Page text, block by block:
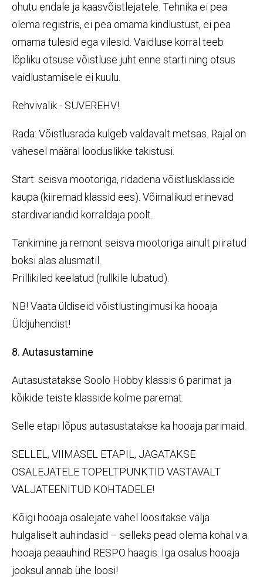
ohutu endale ja kaasvõistlejatele. Tehnika ei pea
olema registris, ei pea omama kindlustust, ei pea
omama tulesid ega vilesid. Vaidluse korral teeb
lõpliku otsuse võistluse juht enne starti ning otsus
vaidlustamisele ei kuulu.
Rehvivalik - SUVEREHV!
Rada: Võistlusrada kulgeb valdavalt metsas. Rajal on
vähesel määral looduslikke takistusi.
Start: seisva mootoriga, ridadena võistlusklasside
kaupa (kiiremad klassid ees). Võimalikud erinevad
stardivariandid korraldaja poolt.
Tankimine ja remont seisva mootoriga ainult piiratud
boksi alas alusmatil.
Prillikiled keelatud (rullkile lubatud).
NB! Vaata üldiseid võistlustingimusi ka hooaja
Üldjuhendist!
8. Autasustamine
Autasustatakse Soolo Hobby klassis 6 parimat ja
kõikide teiste klasside kolme paremat.
Selle etapi lõpus autasustatakse ka hooaja parimaid.
SELLEL, VIIMASEL ETAPIL, JAGATAKSE
OSALEJATELE TOPELTPUNKTID VASTAVALT
VÄLJATEENITUD KOHTADELE!
Kõigi hooaja osalejate vahel loositakse välja
hulgaliselt auhindasid – selleks pead olema kohal v.a.
hooaja peaauhind RESPO haagis. Iga osalus hooaja
jooksul annab ühe loosi!